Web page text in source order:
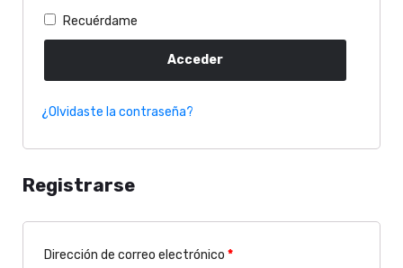
Recuérdame
Acceder
¿Olvidaste la contraseña?
Registrarse
Dirección de correo electrónico *